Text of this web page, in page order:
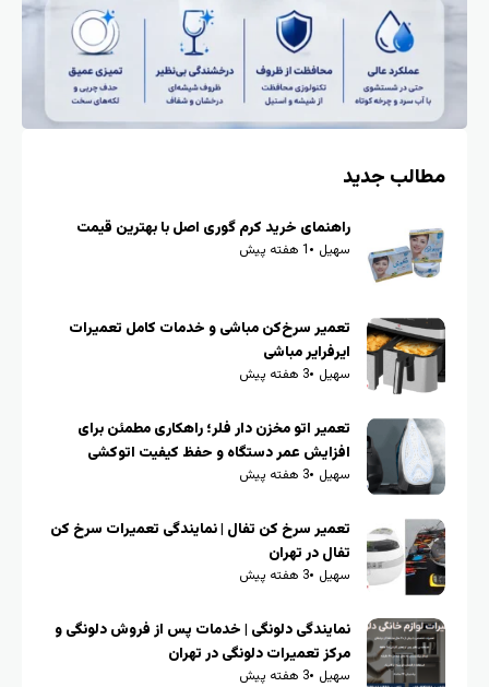
مطالب جدید
راهنمای خرید کرم گوری اصل با بهترین قیمت
سهیل 1 هفته پیش
تعمیر سرخ‌کن مباشی و خدمات کامل تعمیرات
ایرفرایر مباشی
سهیل 3 هفته پیش
تعمیر اتو مخزن دار فلر؛ راهکاری مطمئن برای
افزایش عمر دستگاه و حفظ کیفیت اتوکشی
سهیل 3 هفته پیش
تعمیر سرخ کن تفال | نمایندگی تعمیرات سرخ کن
تفال در تهران
سهیل 3 هفته پیش
نمایندگی دلونگی | خدمات پس از فروش دلونگی و
مرکز تعمیرات دلونگی در تهران
سهیل 3 هفته پیش